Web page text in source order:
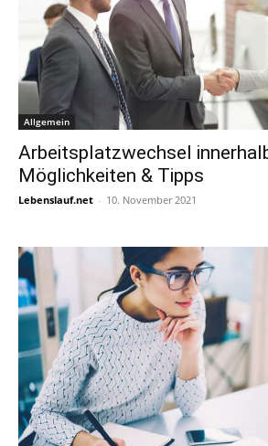
Allgemein
Arbeitsplatzwechsel
Möglichkeiten & Tipps
Lebenslauf.net - 10. November 2021